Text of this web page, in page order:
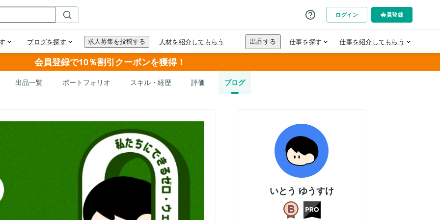
会員登録で10％割引クーポンを獲得！
出品一覧 ポートフォリオ スキル・経歴 評価 ブログ
いとう ゆうすけ